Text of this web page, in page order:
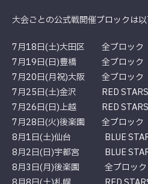
大会ごとの公式戦開催ブロックは
7月18日(土)大田区 全ブロック
7月19日(日)豊橋 全ブロック
7月20日(月祝)大阪 全ブロック
7月25日(土)金沢 RED STARS
7月26日(日)上越 RED STARS
7月28日(火)後楽園 全ブロック
8月1日(土)仙台 BLUE STARS
8月2日(日)宇都宮 BLUE
8月3日(月)後楽園 全ブロック